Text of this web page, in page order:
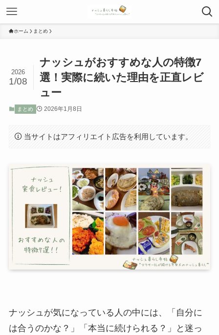
ホーム まとめ
ナッシュがおすすめな人の特徴7
選！実際に続いた理由を正直レビ
ュー
2026
1/08
まとめ 2026年1月8日
当サイトはアフィリエイト広告を利用しています。
ナッシュが気になっている人の中には、「自分に
は合うのかな？」「本当に続けられる？」と迷っ